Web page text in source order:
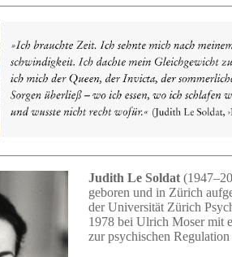
Judith Le Soldat
geboren und in Zürich
der Universität Zürich
1978 bei Ulrich Moser mit
zur psychischen